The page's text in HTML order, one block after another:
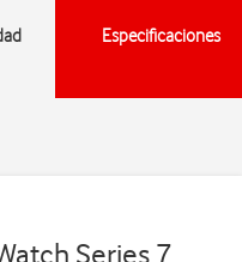
Especificaciones
Series 7